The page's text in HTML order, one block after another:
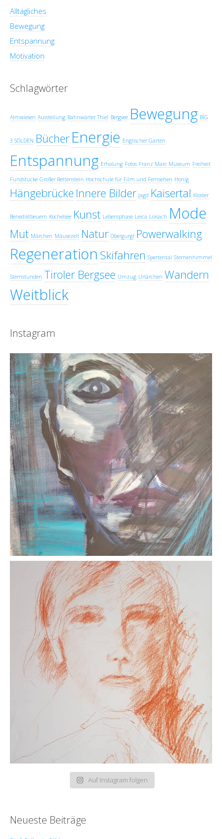
Alltägliches
Bewegung
Entspannung
Motivation
Schlagwörter
Almwiesen Ausstellung Bahnwärter Thiel Bergsee Bewegung BIG
3 SÖLDEN Bücher Energie Englischer Garten
Entspannung Erholung Fotos Franz Marc Museum Freiheit
Fundstücke Großer Rettenstein Hochschule für Film und Fernsehen Honig
Hängebrücke Innere Bilder Jagd Kaisertal Kloster
Benediktbeuern Kochelsee Kunst Lebensphase Leica Loisach Mode
Mut Märchen Mäusezelt Natur Obergurgl Powerwalking
Regeneration Skifahren Spertental Sternenhimmel
Sternstunden Tiroler Bergsee Umzug Urlärchen Wandern
Weitblick
Instagram
Auf Instagram folgen
Neueste Beiträge